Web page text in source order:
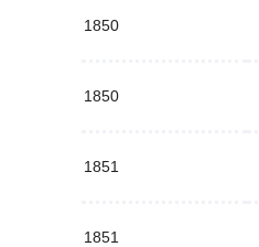
1850
1850
1851
1851